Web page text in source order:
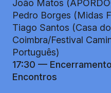
João Matos
Pedro Borges (Midas
Tiago Santos (Casa
Coimbra/Festival
Português)
17:30 —
Encontros